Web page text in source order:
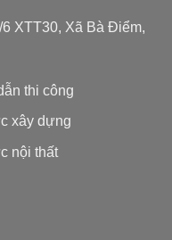
6 XTT30, Xã Bà Điểm,
thi công
xây dựng
nội thất